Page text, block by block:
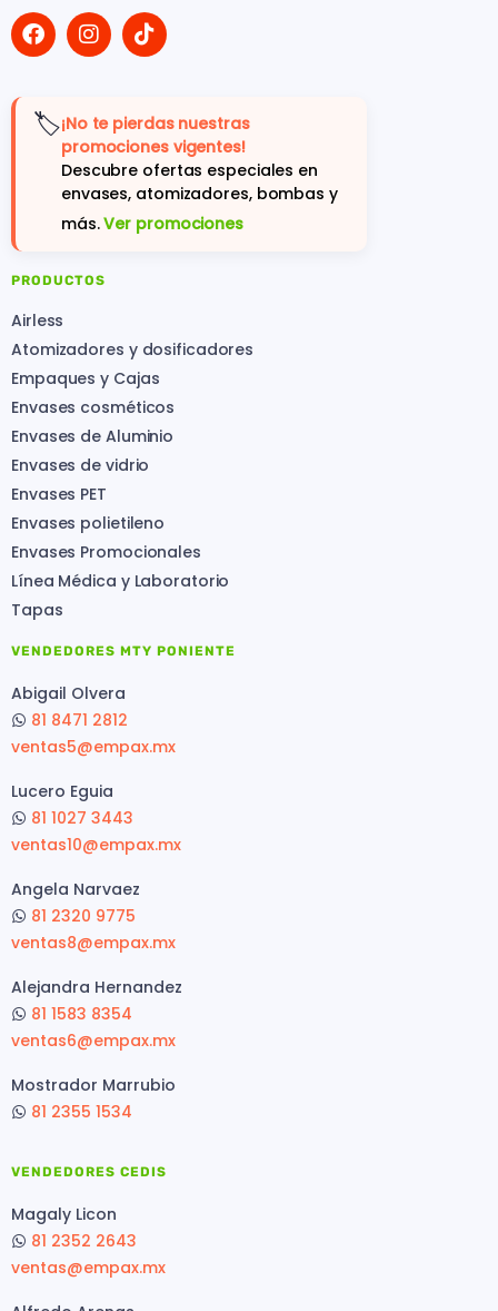
🏷️¡No te pierdas nuestras
promociones vigentes!
Descubre ofertas especiales en
envases, atomizadores, bombas y
más.Ver promociones
PRODUCTOS
Airless
Atomizadores y dosificadores
Empaques y Cajas
Envases cosméticos
Envases de Aluminio
Envases de vidrio
Envases PET
Envases polietileno
Envases Promocionales
Línea Médica y Laboratorio
Tapas
VENDEDORES MTY PONIENTE
Abigail Olvera
81 8471 2812
ventas5@empax.mx
Lucero Eguia
81 1027 3443
ventas10@empax.mx
Angela Narvaez
81 2320 9775
ventas8@empax.mx
Alejandra Hernandez
81 1583 8354
ventas6@empax.mx
Mostrador Marrubio
81 2355 1534
VENDEDORES CEDIS
Magaly Licon
81 2352 2643
ventas@empax.mx